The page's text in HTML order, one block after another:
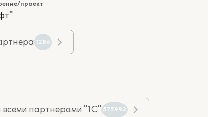
проект
1286
партнерами "1С" 575993